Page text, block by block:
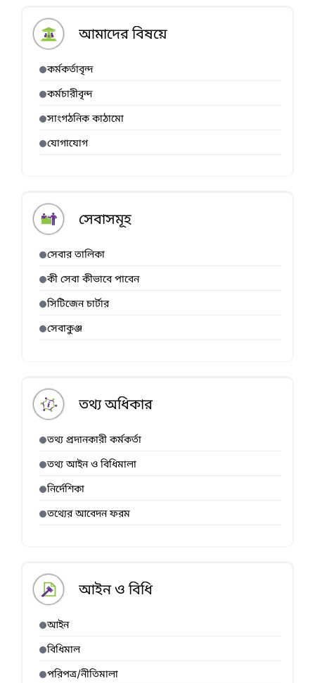
আমাদের বিষয়ে
কর্মকর্তাবৃন্দ
কর্মচারীবৃন্দ
সাংগঠনিক কাঠামো
যোগাযোগ
সেবাসমূহ
সেবার তালিকা
কী সেবা কীভাবে পাবেন
সিটিজেন চার্টার
সেবাকুঞ্জ
তথ্য অধিকার
তথ্য প্রদানকারী কর্মকর্তা
তথ্য আইন ও বিধিমালা
নির্দেশিকা
তথ্যের আবেদন ফরম
আইন ও বিধি
আইন
বিধিমাল
পরিপত্র/নীতিমালা